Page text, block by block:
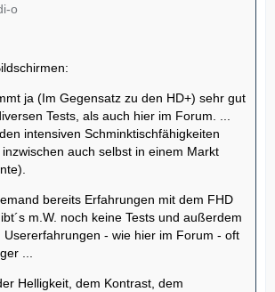
o
ja (Im Gegensatz zu den HD+) sehr gut
Tests, als auch hier im Forum. ...
intensiven Schminktischfähigkeiten
auch selbst in einem Markt
bereits Erfahrungen mit dem FHD
m.W. noch keine Tests und außerdem
Usererfahrungen - wie hier im Forum - oft
...
Helligkeit, dem Kontrast, dem